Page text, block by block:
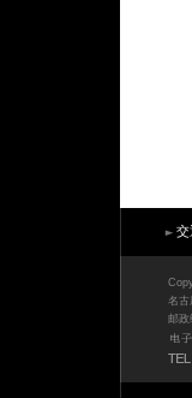
交
名古
邮政